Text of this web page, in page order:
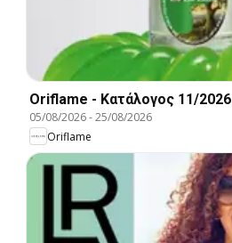
Oriflame - Kατάλογος 11/2026
05/08/2026-25/08/2026
Oriflame